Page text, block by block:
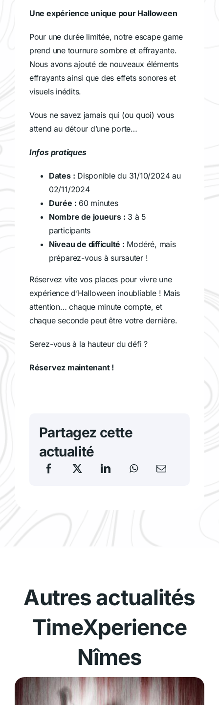
Une expérience unique pour Halloween
Pour une durée limitée, notre escape game
prend une tournure sombre et effrayante.
Nous avons ajouté de nouveaux éléments
effrayants ainsi que des effets sonores et
visuels inédits.
Vous ne savez jamais qui (ou quoi) vous
attend au détour d’une porte…
Infos pratiques
Dates : Disponible du 31/10/2024 au
02/11/2024
Durée : 60 minutes
Nombre de joueurs : 3 à 5
participants
Niveau de difficulté : Modéré, mais
préparez-vous à sursauter !
Réservez vite vos places pour vivre une
expérience d’Halloween inoubliable ! Mais
attention… chaque minute compte, et
chaque seconde peut être votre dernière.
Serez-vous à la hauteur du défi ?
Réservez maintenant !
Partagez cette
actualité
Autres actualités
TimeXperience
Nîmes